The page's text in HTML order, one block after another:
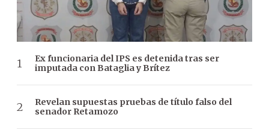
Ex funcionaria del IPS es detenida tras ser
imputada con Bataglia y Brítez
Revelan supuestas pruebas de título falso del
senador Retamozo